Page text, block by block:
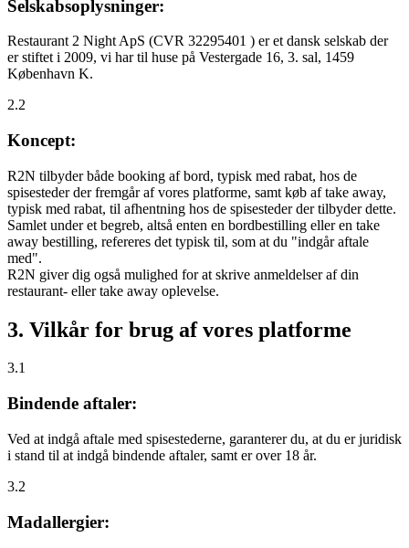
Selskabsoplysninger:
Restaurant 2 Night ApS (CVR 32295401 ) er et dansk selskab der
er stiftet i 2009, vi har til huse på Vestergade 16, 3. sal, 1459
København K.
2.2
Koncept:
R2N tilbyder både booking af bord, typisk med rabat, hos de
spisesteder der fremgår af vores platforme, samt køb af take away,
typisk med rabat, til afhentning hos de spisesteder der tilbyder dette.
Samlet under et begreb, altså enten en bordbestilling eller en take
away bestilling, refereres det typisk til, som at du "indgår aftale
med".
R2N giver dig også mulighed for at skrive anmeldelser af din
restaurant- eller take away oplevelse.
3. Vilkår for brug af vores platforme
3.1
Bindende aftaler:
Ved at indgå aftale med spisestederne, garanterer du, at du er juridisk
i stand til at indgå bindende aftaler, samt er over 18 år.
3.2
Madallergier: